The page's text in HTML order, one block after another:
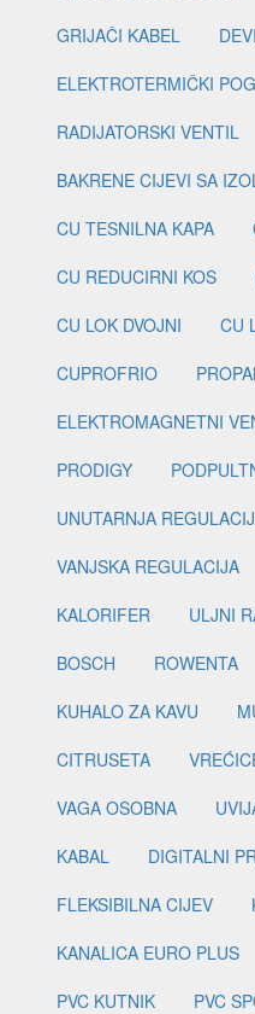
GRIJAČI KABEL
ELEKTROTERMIČKI
RADIJATORSKI VENTIL
BAKRENE CIJEVI SA
CU TESNILNA KAPA
CU REDUCIRNI KOS
CU LOK DVOJNI
CU
CUPROFRIO
ELEKTROMAGNETNI
PRODIGY
UNUTARNJA
VANJSKA REGULACIJA
KALORIFER
ULJNI
BOSCH
ROWENTA
KUHALO ZA KAVU
CITRUSETA
VAGA OSOBNA
KABAL
DIGITALNI
FLEKSIBILNA CIJEV
KANALICA EURO PLUS
PVC KUTNIK
PVC